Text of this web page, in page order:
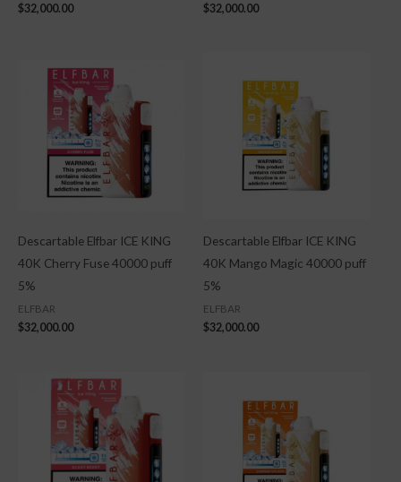
$32,000.00 $32,000.00
Descartable Elfbar ICE KING
40K Cherry Fuse 40000 puff
5%
ELFBAR
$32,000.00
Descartable Elfbar ICE KING
40K Mango Magic 40000 puff
5%
ELFBAR
$32,000.00